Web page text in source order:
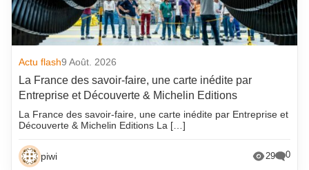
Actu flash9 Août. 2026
La France des savoir-faire, une carte inédite par
Entreprise et Découverte & Michelin Editions
La France des savoir-faire, une carte inédite par Entreprise et
Découverte & Michelin Editions La […]
piwi 29 0